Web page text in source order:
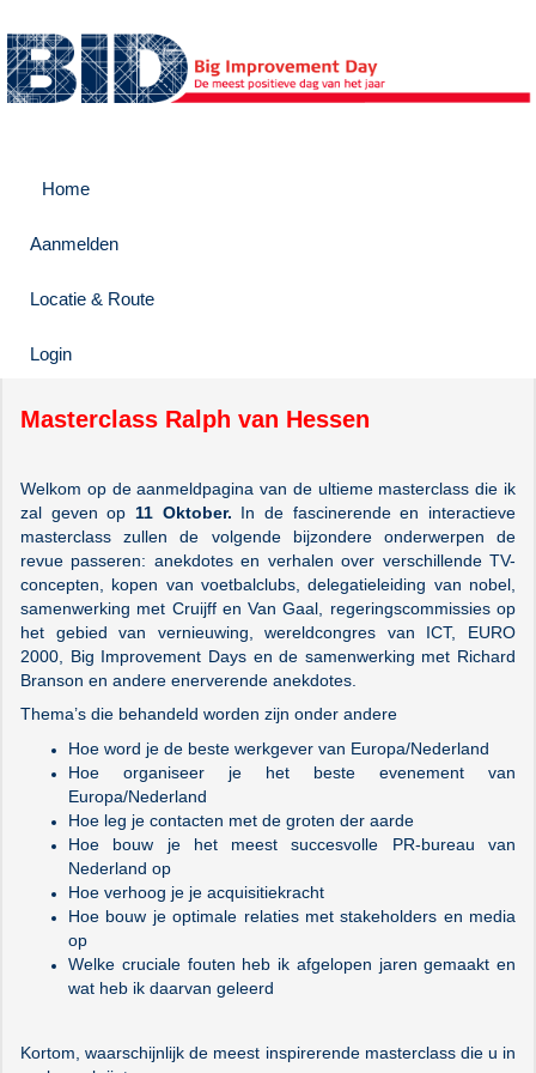
Home
Aanmelden
Locatie & Route
Login
Masterclass Ralph van Hessen
Welkom op de aanmeldpagina van de ultieme masterclass die ik
zal geven op 11 Oktober. In de fascinerende en interactieve
masterclass zullen de volgende bijzondere onderwerpen de
revue passeren: anekdotes en verhalen over verschillende TV-
concepten, kopen van voetbalclubs, delegatieleiding van nobel,
samenwerking met Cruijff en Van Gaal, regeringscommissies op
het gebied van vernieuwing, wereldcongres van ICT, EURO
2000, Big Improvement Days en de samenwerking met Richard
Branson en andere enerverende anekdotes.
Thema’s die behandeld worden zijn onder andere
Hoe word je de beste werkgever van Europa/Nederland
Hoe organiseer je het beste evenement van
Europa/Nederland
Hoe leg je contacten met de groten der aarde
Hoe bouw je het meest succesvolle PR-bureau van
Nederland op
Hoe verhoog je je acquisitiekracht
Hoe bouw je optimale relaties met stakeholders en media
op
Welke cruciale fouten heb ik afgelopen jaren gemaakt en
wat heb ik daarvan geleerd
Kortom, waarschijnlijk de meest inspirerende masterclass die u in